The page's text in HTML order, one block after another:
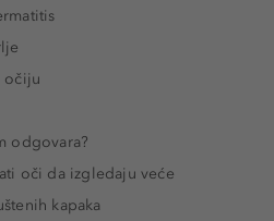
očiju
odgovara?
oči da izgledaju veće
kapaka